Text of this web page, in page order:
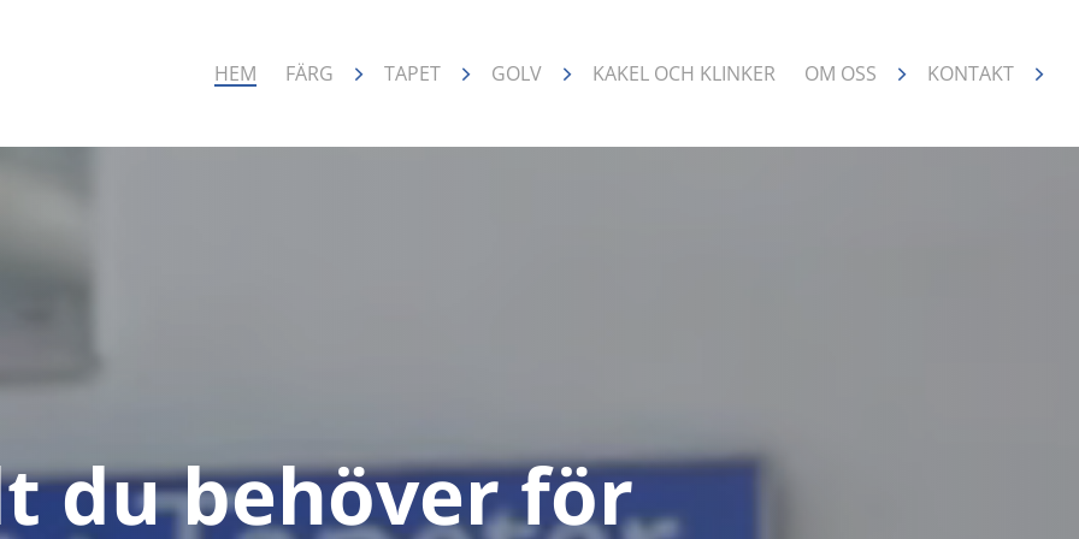
HEM FÄRG TAPET GOLV KAKEL OCH KLINKER OM OSS KONTAKT
du behöver för